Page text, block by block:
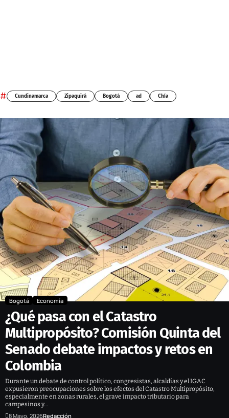
# Cundinamarca Zipaquirá Bogotá ad Chía
Bogotá Economía
¿Qué pasa con el Catastro
Multipropósito? Comisión Quinta del
Senado debate impactos y retos en
Colombia
Durante un debate de control político, congresistas, alcaldías y el IGAC
expusieron preocupaciones sobre los efectos del Catastro Multipropósito,
especialmente en zonas rurales, el grave impacto tributario para
campesinos y…
8 Mayo, 2026Redacción